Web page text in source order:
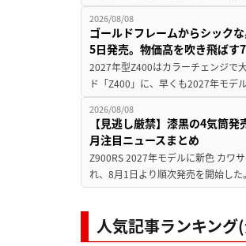
2026/08/08
ゴールドフレームからシック
5日発売。物価高を吹き飛ばす
2027年型Z400はカラーチェンジで
ド「Z400」に、早くも2027年モ
2026/08/08
【見逃し厳禁】漆黒の4気筒
月注目ニュースまとめ
Z900RS 2027年モデルに新色 カワ
れ、8月1日より順次発売を開始し
人気記事ランキング